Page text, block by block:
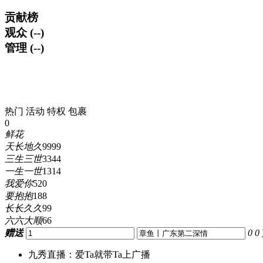
贡献榜
观众 (--)
管理 (--)
热门 活动 特权 包裹
0
鲜花
天长地久9999
三生三世3344
一生一世1314
我爱你520
要抱抱188
长长久久99
六六大顺66
赠送
0 0
九秀直播：爱Ta就带Ta上广播